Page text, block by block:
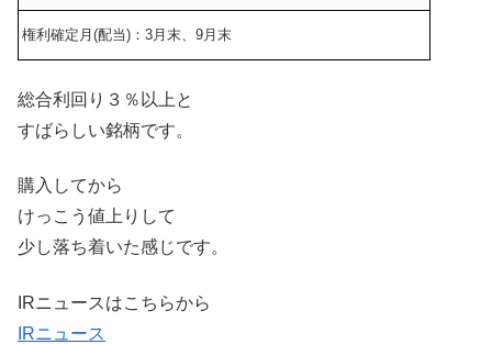
権利確定月(配当)：3月末、9月末
総合利回り３％以上と
すばらしい銘柄です。
購入してから
けっこう値上りして
少し落ち着いた感じです。
IRニュースはこちらから
IRニュース